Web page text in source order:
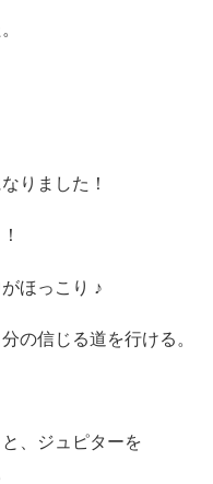
りました！
ほっこり ♪
の信じる道を行ける。
、ジュピターを